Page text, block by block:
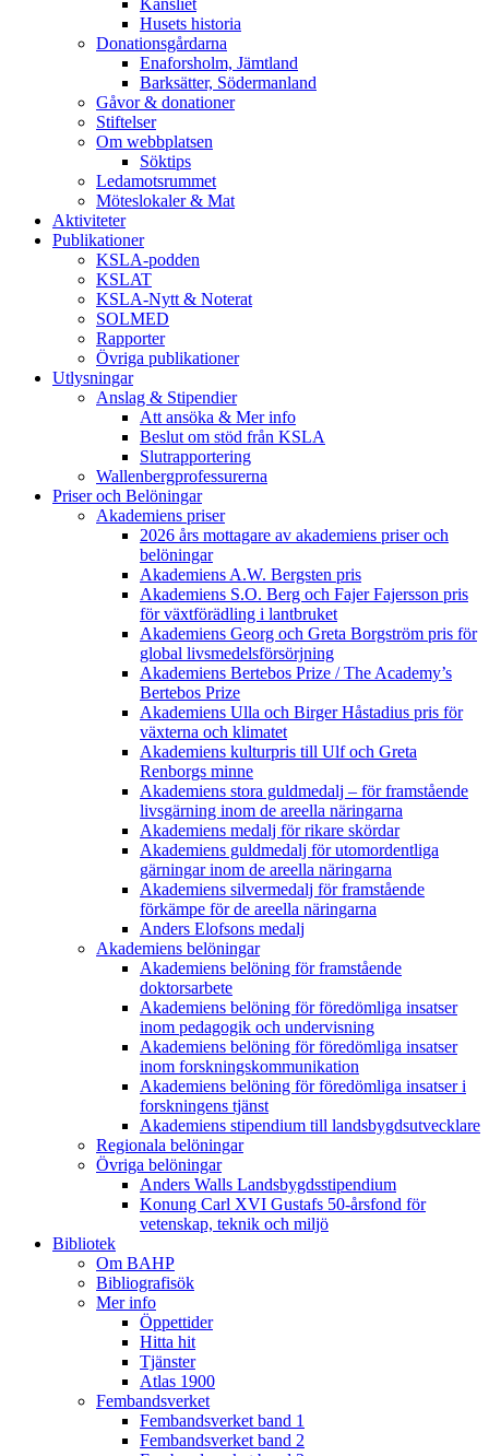
Kansliet
Husets historia
Donationsgårdarna
Enaforsholm, Jämtland
Barksätter, Södermanland
Gåvor & donationer
Stiftelser
Om webbplatsen
Söktips
Ledamotsrummet
Möteslokaler & Mat
Aktiviteter
Publikationer
KSLA-podden
KSLAT
KSLA-Nytt & Noterat
SOLMED
Rapporter
Övriga publikationer
Utlysningar
Anslag & Stipendier
Att ansöka & Mer info
Beslut om stöd från KSLA
Slutrapportering
Wallenbergprofessurerna
Priser och Belöningar
Akademiens priser
2026 års mottagare av akademiens priser och
belöningar
Akademiens A.W. Bergsten pris
Akademiens S.O. Berg och Fajer Fajersson pris
för växtförädling i lantbruket
Akademiens Georg och Greta Borgström pris för
global livsmedelsförsörjning
Akademiens Bertebos Prize / The Academy’s
Bertebos Prize
Akademiens Ulla och Birger Håstadius pris för
växterna och klimatet
Akademiens kulturpris till Ulf och Greta
Renborgs minne
Akademiens stora guldmedalj – för framstående
livsgärning inom de areella näringarna
Akademiens medalj för rikare skördar
Akademiens guldmedalj för utomordentliga
gärningar inom de areella näringarna
Akademiens silvermedalj för framstående
förkämpe för de areella näringarna
Anders Elofsons medalj
Akademiens belöningar
Akademiens belöning för framstående
doktorsarbete
Akademiens belöning för föredömliga insatser
inom pedagogik och undervisning
Akademiens belöning för föredömliga insatser
inom forskningskommunikation
Akademiens belöning för föredömliga insatser i
forskningens tjänst
Akademiens stipendium till landsbygdsutvecklare
Regionala belöningar
Övriga belöningar
Anders Walls Landsbygdsstipendium
Konung Carl XVI Gustafs 50-årsfond för
vetenskap, teknik och miljö
Bibliotek
Om BAHP
Bibliografisök
Mer info
Öppettider
Hitta hit
Tjänster
Atlas 1900
Fembandsverket
Fembandsverket band 1
Fembandsverket band 2